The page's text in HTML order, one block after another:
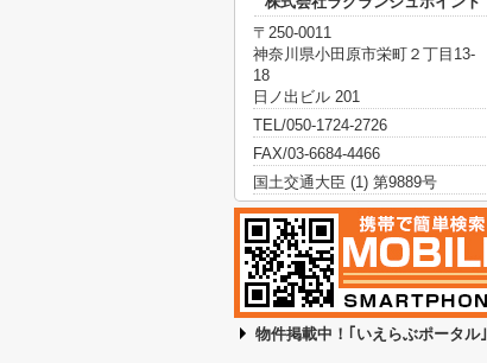
〒250-0011
神奈川県小田原市栄町２丁目13-
18
日ノ出ビル 201
TEL/050-1724-2726
FAX/03-6684-4466
国土交通大臣 (1) 第9889号
物件掲載中！｢いえらぶポータル｣